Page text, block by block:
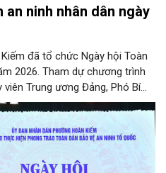
ninh nhân dân ngày
đã tổ chức Ngày hội Toàn
2026. Tham dự chương trình
Trung ương Đảng, Phó Bí
phố; Đại tá Nguyễn Tiến Đạt,
Phó Giám đốc Công an thành
chí đại diện lãnh đạo các Sở,
Nội, các phòng nghiệp vụ Công